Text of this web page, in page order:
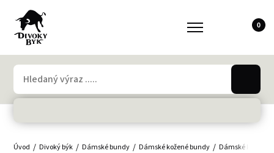
0
Úvod Divoký býk Dámské bundy Dámské kožené bundy Dámské křiváky